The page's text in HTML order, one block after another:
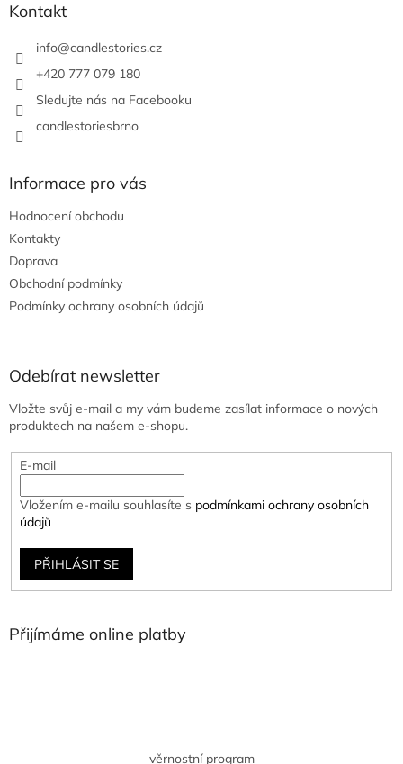
Kontakt
info@candlestories.cz
+420 777 079 180
Sledujte nás na Facebooku
candlestoriesbrno
Informace pro vás
Hodnocení obchodu
Kontakty
Doprava
Obchodní podmínky
Podmínky ochrany osobních údajů
Odebírat newsletter
Vložte svůj e-mail a my vám budeme zasílat informace o nových
produktech na našem e-shopu.
E-mail
Vložením e-mailu souhlasíte s podmínkami ochrany osobních
údajů
PŘIHLÁSIT SE
Přijímáme online platby
věrnostní program